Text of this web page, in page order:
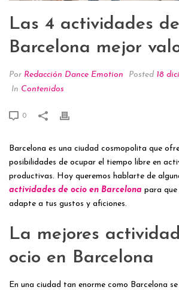
Las 4 actividades
Barcelona mejor
Por Redacción Dance Emotion Posted 18
In Contenidos
0
Barcelona es una ciudad cosmopolita que
posibilidades de ocupar el tiempo libre en
productivas. Hoy queremos hablarte de
actividades de ocio en Barcelona para que
adapte a tus gustos y aficiones.
La mejores
ocio en Barcelona
En una ciudad tan enorme como Barcelona